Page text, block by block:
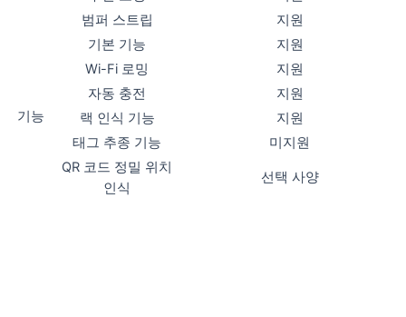
범퍼 스트립
지원
기능
기본 기능
지원
Wi-Fi 로밍
지원
자동 충전
지원
랙 인식 기능
지원
태그 추종 기능
미지원
QR 코드 정밀 위치
인식
선택 사양